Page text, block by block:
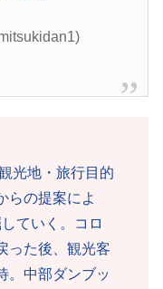
光地・旅行目的
らの提案によ
ていく。コロ
った後、観光客
。中部ダンブッ